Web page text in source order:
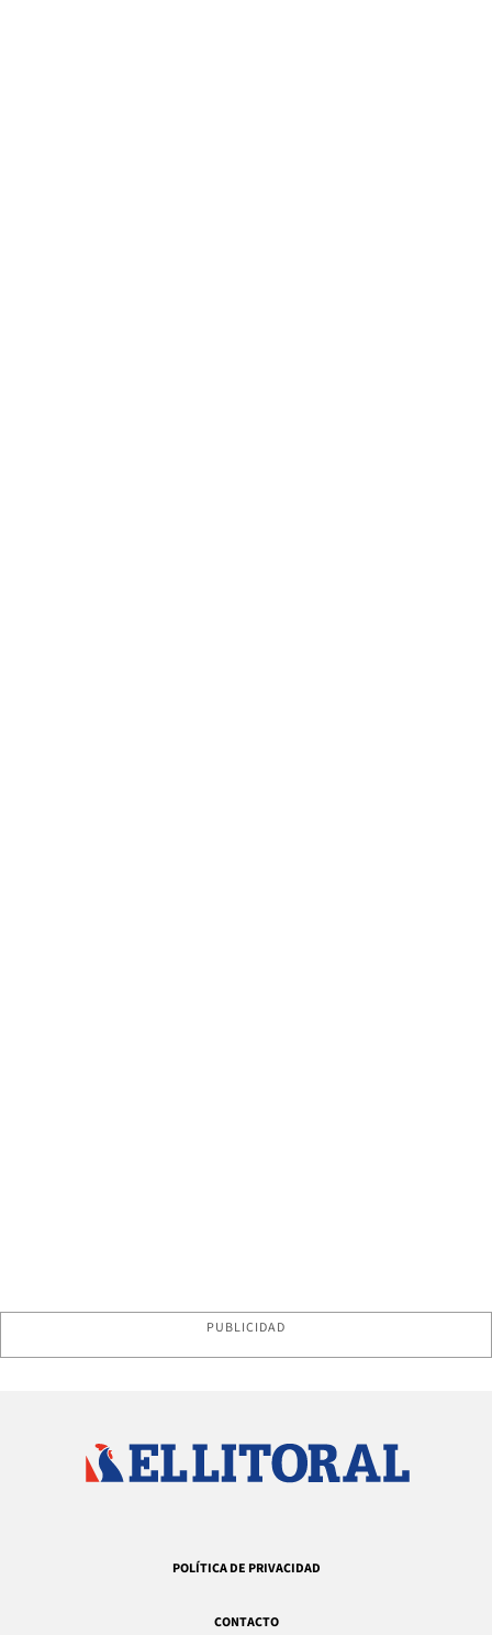
PUBLICIDAD
POLÍTICA DE PRIVACIDAD
CONTACTO